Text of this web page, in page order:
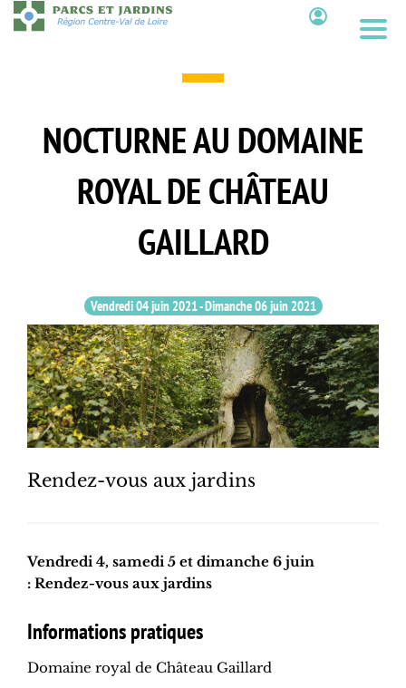
Aller
au
NOCTURNE AU DOMAINE
ROYAL DE CHÂTEAU
GAILLARD
Vendredi 04 juin 2021-Dimanche 06 juin 2021
Rendez-vous aux jardins
Vendredi 4, samedi 5 et dimanche 6 juin
: Rendez-vous aux jardins
Informations pratiques
Domaine royal de Château Gaillard